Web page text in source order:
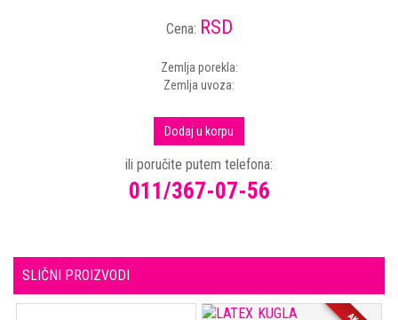
Cena: RSD
Zemlja porekla:
Zemlja uvoza:
Dodaj u korpu
ili poručite putem telefona:
011/367-07-56
SLIČNI PROIZVODI